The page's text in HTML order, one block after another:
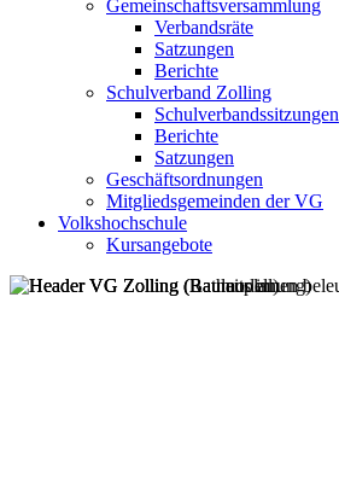
Gemeinschaftsversammlung
Verbandsräte
Satzungen
Berichte
Schulverband Zolling
Schulverbandssitzungen
Berichte
Satzungen
Geschäftsordnungen
Mitgliedsgemeinden der VG
Volkshochschule
Kursangebote